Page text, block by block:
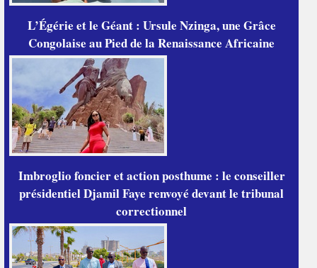
L’Égérie et le Géant : Ursule Nzinga, une Grâce
Congolaise au Pied de la Renaissance Africaine
Imbroglio foncier et action posthume : le conseiller
présidentiel Djamil Faye renvoyé devant le tribunal
correctionnel